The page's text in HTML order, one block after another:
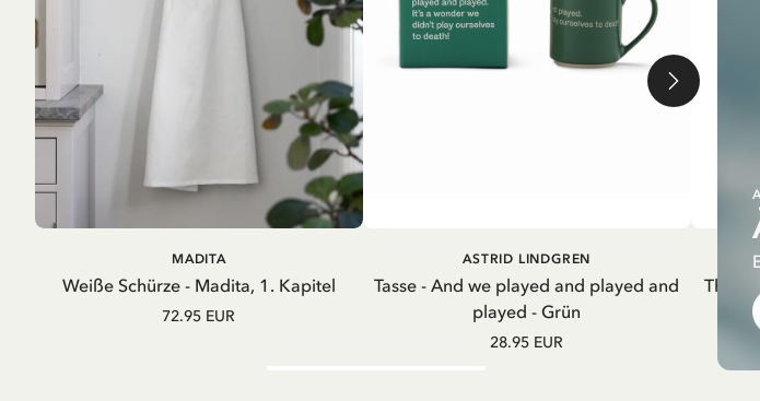
IN DEN WARENKORB
Weiße Schürze - Madita, 1. Kapitel
MADITA
72.95 EUR
IN DEN WARENKORB
Tasse - And we played and played and
played - Grün
ASTRID LINDGREN
28.95 EUR